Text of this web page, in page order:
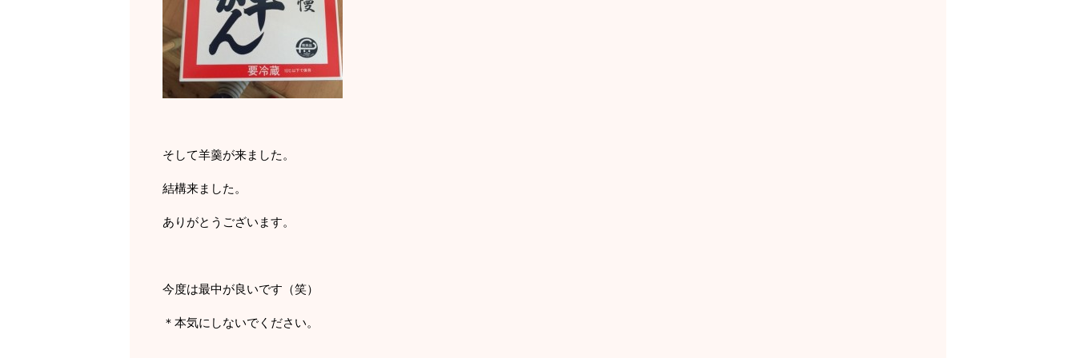
そして羊羹が来ました。
結構来ました。
ありがとうございます。
今度は最中が良いです（笑）
＊本気にしないでください。